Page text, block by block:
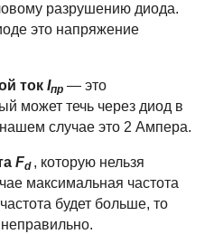
разрушению диода.
это напряжение
токIпр — это
может течь через диод в
случае это 2 Ампера.
Fd , которую нельзя
максимальная частота
будет больше, то